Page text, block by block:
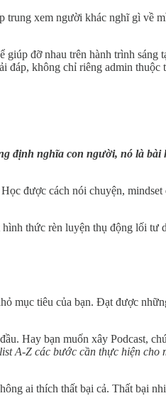
xem người khác nghĩ gì về
đỡ nhau trên hành trình sáng
đáp, không chỉ riêng admin thuộc
định nghĩa con người, nó là bài
được cách nói chuyện, mindset
thức rèn luyện thụ động lối tư
mục tiêu của bạn. Đạt được
Hay bạn muốn xây Podcast,
A-Z các bước cần thực hiện cho
ai thích thất bại cả. Thất bại